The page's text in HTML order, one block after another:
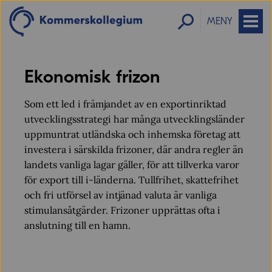
MENY
Ekonomisk frizon
Som ett led i främjandet av en exportinriktad
utvecklingsstrategi har många utvecklingsländer
uppmuntrat utländska och inhemska företag att
investera i särskilda frizoner, där andra regler än
landets vanliga lagar gäller, för att tillverka varor
för export till i-länderna. Tullfrihet, skattefrihet
och fri utförsel av intjänad valuta är vanliga
stimulansåtgärder. Frizoner upprättas ofta i
anslutning till en hamn.